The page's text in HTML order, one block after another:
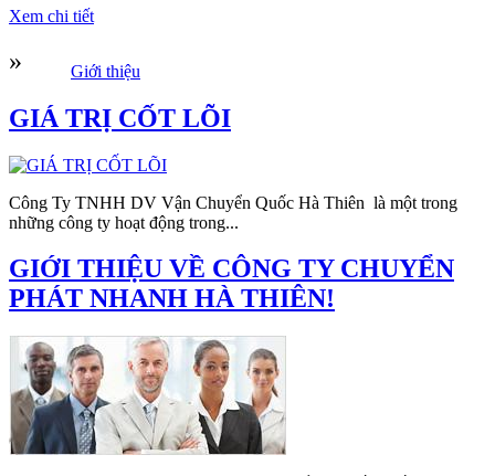
Xem chi tiết
» Giới thiệu
GIÁ TRỊ CỐT LÕI
Công Ty TNHH DV Vận Chuyển Quốc Hà Thiên là một trong
những công ty hoạt động trong...
GIỚI THIỆU VỀ CÔNG TY CHUYỂN
PHÁT NHANH HÀ THIÊN!